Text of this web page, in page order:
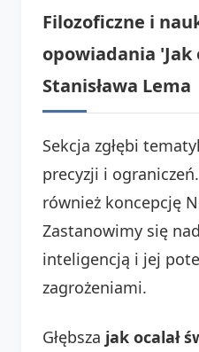
Filozoficzne i
opowiadania 'Jak
Stanisława Lema
Sekcja zgłębi
precyzji i
również koncepcję
Zastanowimy się
inteligencją i jej
zagrożeniami.
Głębsza jak ocalał